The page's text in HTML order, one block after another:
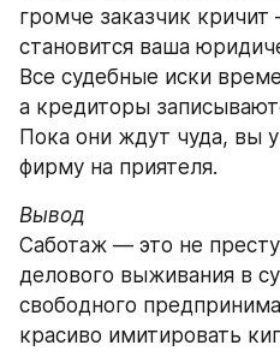
громче заказчик
становится ваша
Все судебные иски
а кредиторы
Пока они ждут чуда, вы
фирму на приятеля.
Вывод
Саботаж — это не
делового выживания в
свободного
красиво имитировать